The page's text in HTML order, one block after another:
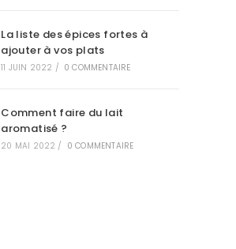
La liste des épices fortes à
ajouter à vos plats
11 JUIN 2022 / 0 COMMENTAIRE
Comment faire du lait
aromatisé ?
20 MAI 2022 / 0 COMMENTAIRE